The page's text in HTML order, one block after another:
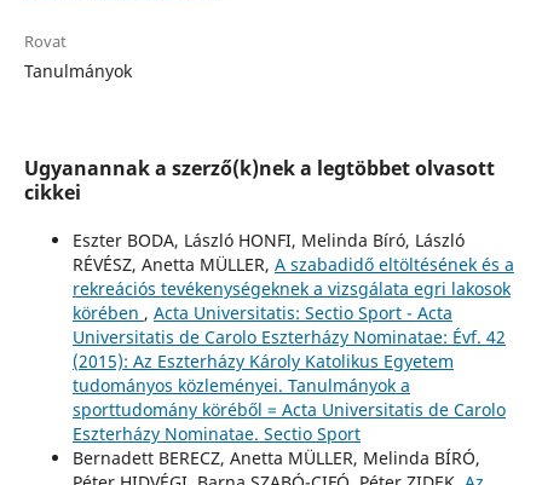
Rovat
Tanulmányok
Ugyanannak a szerző(k)nek a legtöbbet olvasott
cikkei
Eszter BODA, László HONFI, Melinda Bíró, László
RÉVÉSZ, Anetta MÜLLER, A szabadidő eltöltésének és a
rekreációs tevékenységeknek a vizsgálata egri lakosok
körében , Acta Universitatis: Sectio Sport - Acta
Universitatis de Carolo Eszterházy Nominatae: Évf. 42
(2015): Az Eszterházy Károly Katolikus Egyetem
tudományos közleményei. Tanulmányok a
sporttudomány köréből = Acta Universitatis de Carolo
Eszterházy Nominatae. Sectio Sport
Bernadett BERECZ, Anetta MÜLLER, Melinda BÍRÓ,